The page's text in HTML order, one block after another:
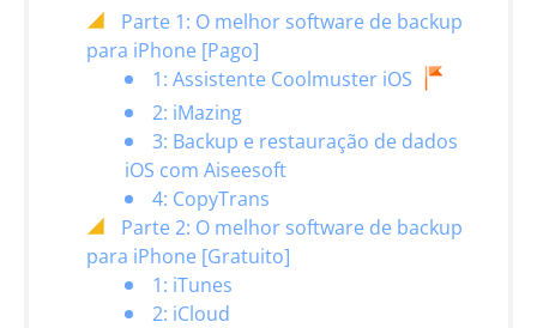
Parte 1: O melhor software de backup
para iPhone [Pago]
1: Assistente Coolmuster iOS
2: iMazing
3: Backup e restauração de dados
iOS com Aiseesoft
4: CopyTrans
Parte 2: O melhor software de backup
para iPhone [Gratuito]
1: iTunes
2: iCloud